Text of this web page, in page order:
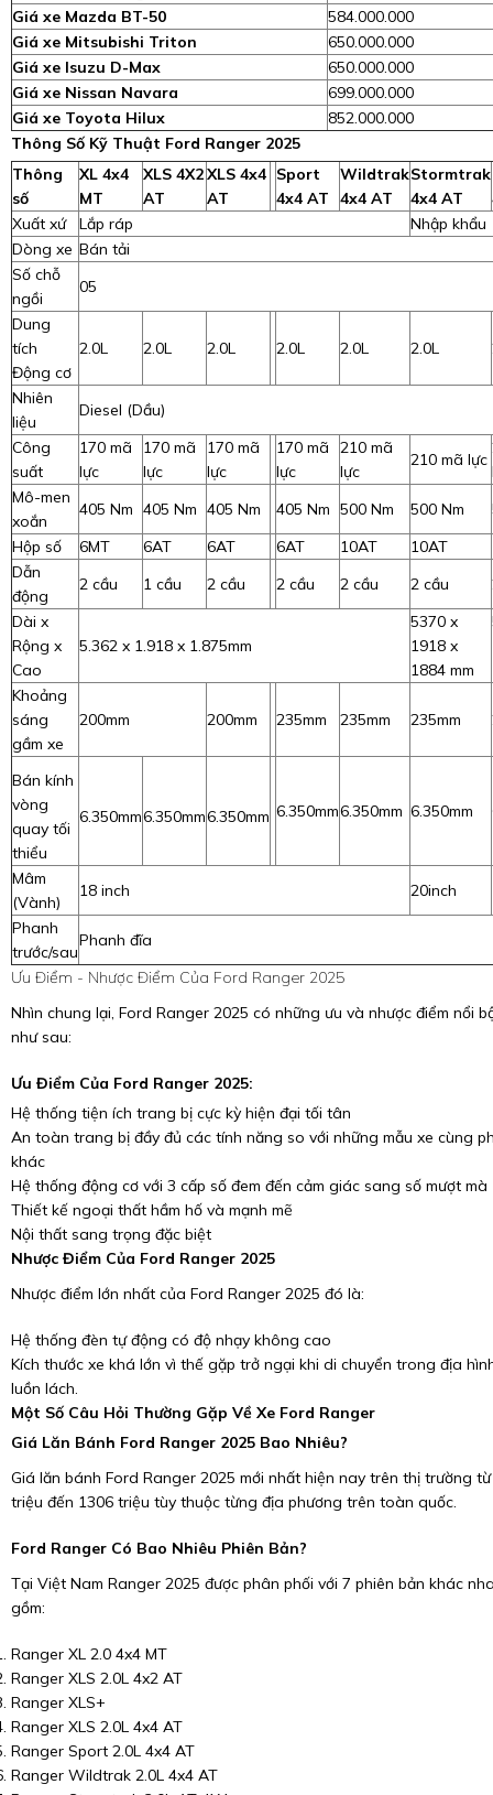
Giá xe Mazda BT-50
584.000.000
Giá xe Mitsubishi Triton
650.000.000
Giá xe Isuzu D-Max
650.000.000
Giá xe Nissan Navara
699.000.000
Giá xe Toyota Hilux
852.000.000
Thông Số Kỹ Thuật Ford Ranger 2025
Thông
số
XL 4x4
MT
XLS 4X2
AT
XLS 4x4
AT
Sport
4x4 AT
Wildtrak
4x4 AT
Stormtrak
4x4 AT
Xuất xứ
Lắp ráp
Nhập khẩu
Dòng xe Bán tải
Số chỗ
ngồi
05
Dung
tích
Động cơ
2.0L 2.0L 2.0L 2.0L 2.0L 2.0L
Nhiên
liệu
Diesel (Dầu)
Công
suất
170 mã
lực
170 mã
lực
170 mã
lực
170 mã
lực
210 mã
lực
210 mã lực
Mô-men
xoắn
405 Nm 405 Nm 405 Nm 405 Nm 500 Nm 500 Nm
Hộp số
6MT 6AT 6AT 6AT 10AT 10AT
Dẫn
động
2 cầu 1 cầu 2 cầu 2 cầu 2 cầu 2 cầu
Dài x
Rộng x
Cao
5.362 x 1.918 x 1.875mm
5370 x
1918 x
1884 mm
Khoảng
sáng
gầm xe
200mm 200mm 235mm 235mm 235mm
Bán kính
vòng
quay tối
thiểu
6.350mm6.350mm6.350mm 6.350mm6.350mm 6.350mm
Mâm
(Vành)
18 inch 20inch
Phanh
trước/sau
Phanh đĩa
Ưu Điểm - Nhược Điểm Của Ford Ranger 2025
Nhìn chung lại, Ford Ranger 2025 có những ưu và nhược điểm nổi
như sau:
Ưu Điểm Của Ford Ranger 2025:
Hệ thống tiện ích trang bị cực kỳ hiện đại tối tân
An toàn trang bị đầy đủ các tính năng so với những mẫu xe cùng
khác
Hệ thống động cơ với 3 cấp số đem đến cảm giác sang số mượt mà
Thiết kế ngoại thất hầm hố và mạnh mẽ
Nội thất sang trọng đặc biệt
Nhược Điểm Của Ford Ranger 2025
Nhược điểm lớn nhất của Ford Ranger 2025 đó là:
Hệ thống đèn tự động có độ nhạy không cao
Kích thước xe khá lớn vì thế gặp trở ngại khi di chuyển trong địa
luồn lách.
Một Số Câu Hỏi Thường Gặp Về Xe Ford Ranger
Giá Lăn Bánh Ford Ranger 2025 Bao Nhiêu?
Giá lăn bánh Ford Ranger 2025 mới nhất hiện nay trên thị trường
triệu đến 1306 triệu tùy thuộc từng địa phương trên toàn quốc.
Ford Ranger Có Bao Nhiêu Phiên Bản?
Tại Việt Nam Ranger 2025 được phân phối với 7 phiên bản khác
gồm:
Ranger XL 2.0 4x4 MT
Ranger XLS 2.0L 4x2 AT
Ranger XLS+
Ranger XLS 2.0L 4x4 AT
Ranger Sport 2.0L 4x4 AT
Ranger Wildtrak 2.0L 4x4 AT